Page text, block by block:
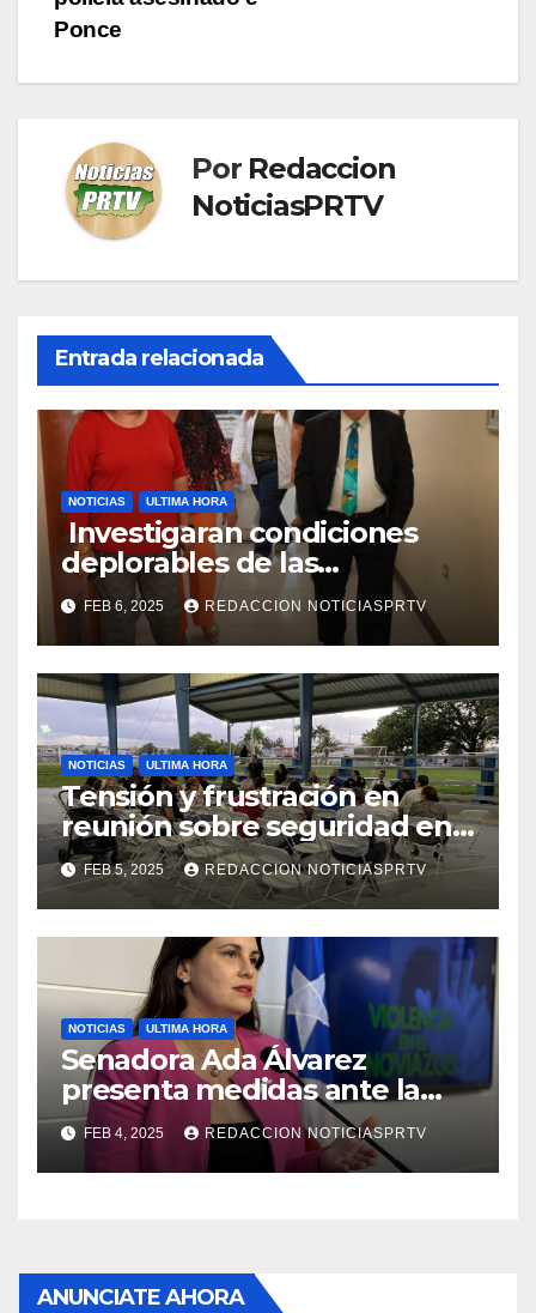
Ponce
Por Redaccion
NoticiasPRTV
Entrada relacionada
NOTICIAS ULTIMA HORA
Investigaran condiciones
deplorables de las
facilidades el Departamento
de la Salud en Mayagüez
FEB 6, 2025 REDACCION NOTICIASPRTV
NOTICIAS ULTIMA HORA
Tensión y frustración en
reunión sobre seguridad en
Reparto Metropolitano
FEB 5, 2025 REDACCION NOTICIASPRTV
NOTICIAS ULTIMA HORA
Senadora Ada Álvarez
presenta medidas ante la
violencia en el noviazgo
FEB 4, 2025 REDACCION NOTICIASPRTV
ANUNCIATE AHORA